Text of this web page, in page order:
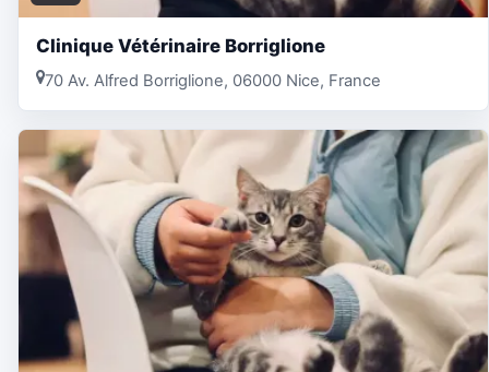
Clinique Vétérinaire Borriglione
70 Av. Alfred Borriglione, 06000 Nice, France